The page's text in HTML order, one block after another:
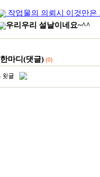
작업물의 의뢰시 이것만은
우리우리 설날이네요~^^
한마디(댓글) (0)